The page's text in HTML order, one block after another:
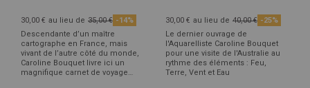
30,00 € au lieu de 35,00 € -14%
Descendante d’un maître
cartographe en France, mais
vivant de l’autre côté du monde,
Caroline Bouquet livre ici un
magnifique carnet de voyage…
30,00 € au lieu de 40,00 € -25%
Le dernier ouvrage de
l'Aquarelliste Caroline Bouquet
pour une visite de l'Australie au
rythme des éléments : Feu,
Terre, Vent et Eau